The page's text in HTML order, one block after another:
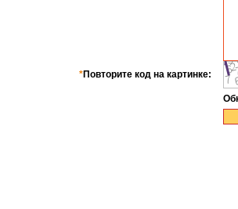
*Повторите код на картинке: